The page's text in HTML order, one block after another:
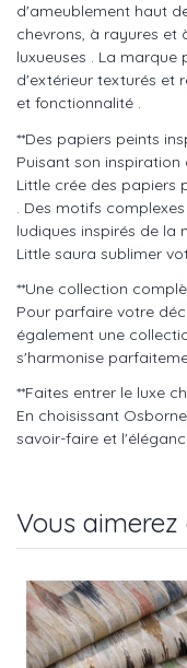
d'ameublement haut
chevrons, à rayures
luxueuses . La
d'extérieur texturés et
et fonctionnalité .
**Des papiers peints
Puisant son
Little crée des papiers
. Des motifs
ludiques inspirés de la
Little saura sublimer
**Une collection
Pour parfaire votre
également une
s'harmonise
**Faites entrer le luxe
En choisissant
savoir-faire et
Vous aimerez